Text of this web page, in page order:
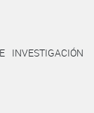
INVESTIGACIÓN